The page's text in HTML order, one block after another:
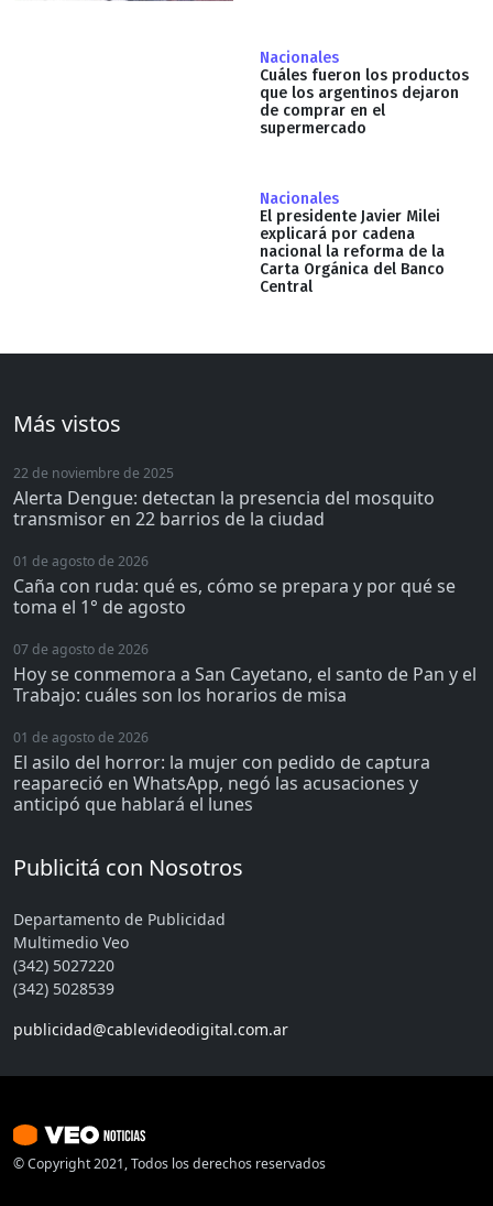
Nacionales
Cuáles fueron los productos
que los argentinos dejaron
de comprar en el
supermercado
Nacionales
El presidente Javier Milei
explicará por cadena
nacional la reforma de la
Carta Orgánica del Banco
Central
Más vistos
22 de noviembre de 2025
Alerta Dengue: detectan la presencia del mosquito
transmisor en 22 barrios de la ciudad
01 de agosto de 2026
Caña con ruda: qué es, cómo se prepara y por qué se
toma el 1° de agosto
07 de agosto de 2026
Hoy se conmemora a San Cayetano, el santo de Pan y el
Trabajo: cuáles son los horarios de misa
01 de agosto de 2026
El asilo del horror: la mujer con pedido de captura
reapareció en WhatsApp, negó las acusaciones y
anticipó que hablará el lunes
Publicitá con Nosotros
Departamento de Publicidad
Multimedio Veo
(342) 5027220
(342) 5028539
publicidad@cablevideodigital.com.ar
© Copyright 2021, Todos los derechos reservados